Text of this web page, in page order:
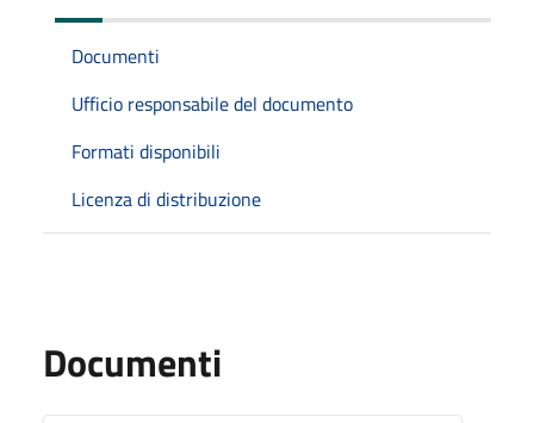
Documenti
Ufficio responsabile del documento
Formati disponibili
Licenza di distribuzione
Documenti